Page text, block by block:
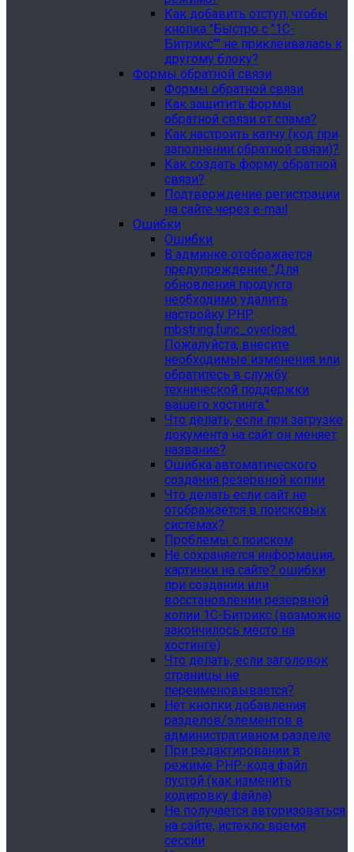
Как добавить отступ, чтобы
кнопка "Быстро с "1С-
Битрикс"" не приклеивалась к
другому блоку?
Формы обратной связи
Формы обратной связи
Как защитить формы
обратной связи от спама?
Как настроить капчу (код при
заполнении обратной связи)?
Как создать форму обратной
связи?
Подтверждение регистрации
на сайте через e-mail
Ошибки
Ошибки
В админке отображается
предупреждение "Для
обновления продукта
необходимо удалить
настройку PHP
mbstring.func_overload.
Пожалуйста, внесите
необходимые изменения или
обратитесь в службу
технической поддержки
вашего хостинга."
Что делать, если при загрузке
документа на сайт он меняет
название?
Ошибка автоматического
создания резервной копии
Что делать если сайт не
отображается в поисковых
системах?
Проблемы с поиском
Не сохраняется информация,
картинки на сайте? ошибки
при создании или
восстановлении резервной
копии 1С-Битрикс (возможно
закончилось место на
хостинге)
Что делать, если заголовок
страницы не
переименовывается?
Нет кнопки добавления
разделов/элементов в
административном разделе
При редактировании в
режиме PHP-кода файл
пустой (как изменить
кодировку файла)
Не получается авторизоваться
на сайте, истекло время
сессии